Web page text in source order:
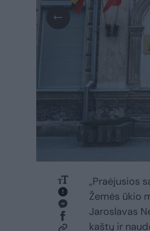
„Praėjusios
Žemės ūkio
Jaroslavas
kaštų ir